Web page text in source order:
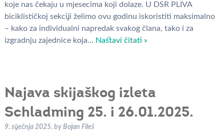
koje nas čekaju u mjesecima koji dolaze. U DSR PLIVA
biciklističkoj sekciji želimo ovu godinu iskoristiti maksimalno
– kako za individualni napredak svakog člana, tako i za
izgradnju zajednice koja… Nastavi čitati »
Najava skijaškog izleta
Schladming 25. i 26.01.2025.
9. siječnja 2025. by Bojan Fileš